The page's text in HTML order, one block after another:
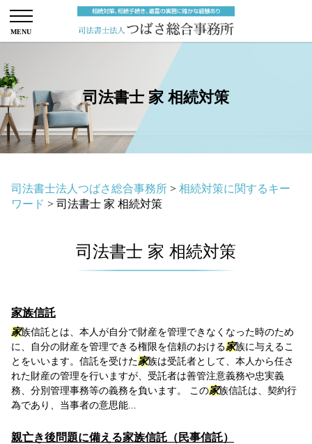
司法書士 家 相続対策
司法書士法人つばさ総合事務所 > 相続対策に関するキー
ワード > 司法書士 家 相続対策
司法書士 家 相続対策
家族信託
家族信託とは、本人が自分で財産を管理できなくなった時のため
に、自分の財産を管理できる権限を信頼のおける家族に与えるこ
とをいいます。信託を受けた家族は受託者として、本人から任さ
れた財産の管理を行いますが、受託者は善管注意義務や忠実義
務、分別管理事務等の義務を負います。 この家族信託は、契約行
為であり、当事者の意思能...
親亡き後問題に備える家族信託（民事信託）